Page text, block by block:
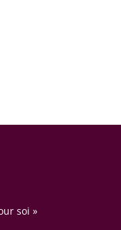
soi »